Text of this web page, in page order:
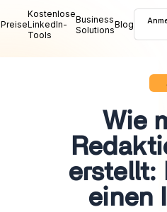
Preise
Kostenlose
LinkedIn-
Tools
Business
SolutionsBlog
Wie
erstellt:
einen